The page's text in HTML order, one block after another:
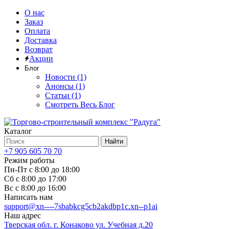
О нас
Заказ
Оплата
Доставка
Возврат
Акции
Блог
Новости (1)
Анонсы (1)
Статьи (1)
Смотреть Весь Блог
Каталог
Найти
+7 905 605 70 70
Режим работы
Пн-Пт с 8:00 до 18:00
Сб с 8:00 до 17:00
Вс с 8:00 до 16:00
Написать нам
support@xn----7sbabkcg5cb2akdbp1c.xn--p1ai
Наш адрес
Тверская обл. г. Конаково ул. Учебная д.20